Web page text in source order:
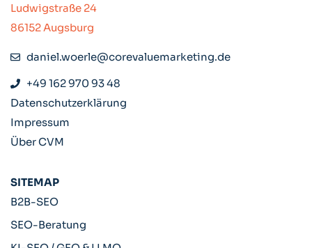
Ludwigstraße 24
86152 Augsburg
daniel.woerle@corevaluemarketing.de
+49 162 970 93 48
Datenschutzerklärung
Impressum
Über CVM
SITEMAP
B2B-SEO
SEO-Beratung